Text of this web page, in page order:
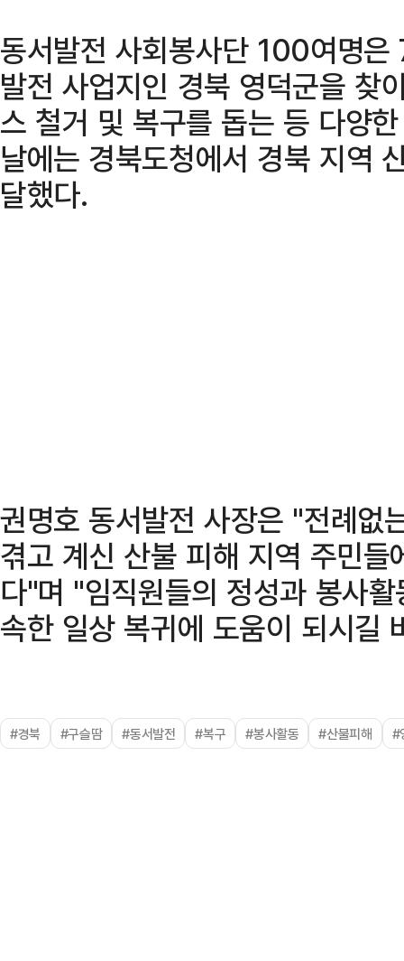
동서발전 사회봉사단 100여명
발전 사업지인 경북 영덕군을 찾
스 철거 및 복구를 돕는 등 다양
날에는 경북도청에서 경북 지역
달했다.
권명호 동서발전 사장은 "전례없
겪고 계신 산불 피해 지역 주민
다"며 "임직원들의 정성과 봉사
속한 일상 복귀에 도움이 되시길
#경북 #구슬땀 #동서발전 #복구 #봉사활동 #산불피해 #